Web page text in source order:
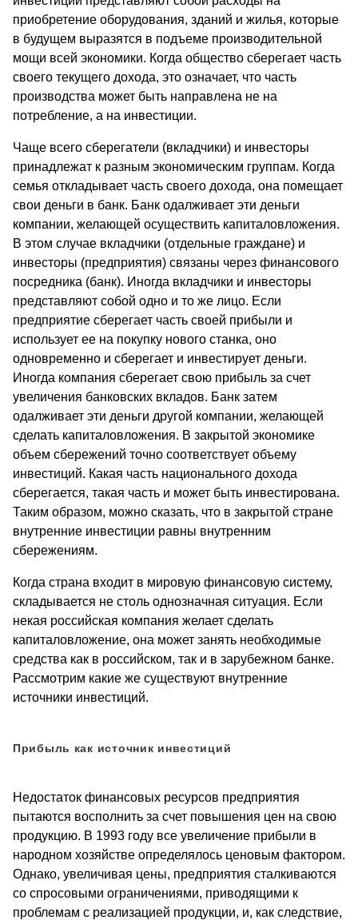
приобретение оборудования, зданий и жилья, которые
в будущем выразятся в подъеме производительной
мощи всей экономики. Когда общество сберегает часть
своего текущего дохода, это означает, что часть
производства может быть направлена не на
потребление, а на инвестиции.
Чаще всего сберегатели (вкладчики) и инвесторы
принадлежат к разным экономическим группам. Когда
семья откладывает часть своего дохода, она помещает
свои деньги в банк. Банк одалживает эти деньги
компании, желающей осуществить капиталовложения.
В этом случае вкладчики (отдельные граждане) и
инвесторы (предприятия) связаны через финансового
посредника (банк). Иногда вкладчики и инвесторы
представляют собой одно и то же лицо. Если
предприятие сберегает часть своей прибыли и
использует ее на покупку нового станка, оно
одновременно и сберегает и инвестирует деньги.
Иногда компания сберегает свою прибыль за счет
увеличения банковских вкладов. Банк затем
одалживает эти деньги другой компании, желающей
сделать капиталовложения. В закрытой экономике
объем сбережений точно соответствует объему
инвестиций. Какая часть национального дохода
сберегается, такая часть и может быть инвестирована.
Таким образом, можно сказать, что в закрытой стране
внутренние инвестиции равны внутренним
сбережениям.
Когда страна входит в мировую финансовую систему,
складывается не столь однозначная ситуация. Если
некая российская компания желает сделать
капиталовложение, она может занять необходимые
средства как в российском, так и в зарубежном банке.
Рассмотрим какие же существуют внутренние
источники инвестиций.
Прибыль как источник инвестиций
Недостаток финансовых ресурсов предприятия
пытаются восполнить за счет повышения цен на свою
продукцию. В 1993 году все увеличение прибыли в
народном хозяйстве определялось ценовым фактором.
Однако, увеличивая цены, предприятия сталкиваются
со спросовыми ограничениями, приводящими к
проблемам с реализацией продукции, и, как следствие,